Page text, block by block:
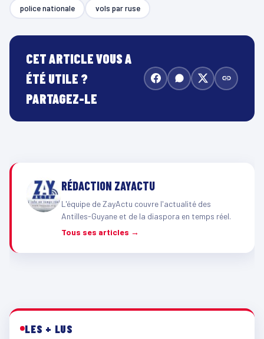
police nationale vols par ruse
CET ARTICLE VOUS A
ÉTÉ UTILE ?
PARTAGEZ-LE
RÉDACTION ZAYACTU
L'équipe de ZayActu couvre l'actualité des
Antilles-Guyane et de la diaspora en temps réel.
Tous ses articles →
LES + LUS